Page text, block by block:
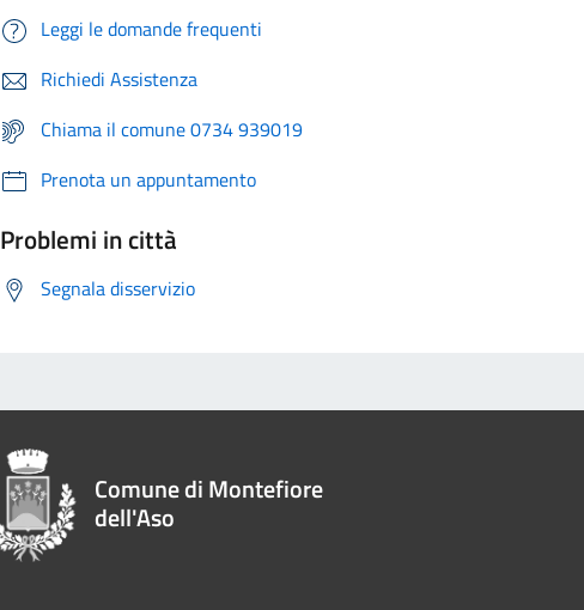
Leggi le domande frequenti
Richiedi Assistenza
Chiama il comune 0734 939019
Prenota un appuntamento
Problemi in città
Segnala disservizio
Comune di Montefiore
dell'Aso